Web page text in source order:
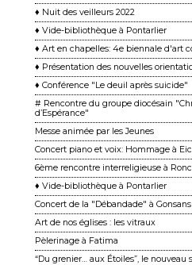
♦ Nuit des veilleurs 2022
♦ Vide-bibliothèque à Pontarlier
♦ Art en chapelles: 4e biennale d'art
♦ Présentation des nouvelles
♦ Conférence "Le deuil après suicide"
# Rencontre du groupe diocésain
d’Espérance"
Messe animée par les Jeunes
Concert piano et voix: Hommage à
6ème rencontre interreligieuse à
♦ Vide-bibliothèque à Pontarlier
Concert de la "Débandade" à Gonsans
Art de nos églises : les vitraux
Pèlerinage à Fatima
“Du grenier… aux Étoiles”, le nouveau